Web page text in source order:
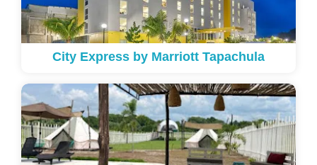
City Express by Marriott Tapachula